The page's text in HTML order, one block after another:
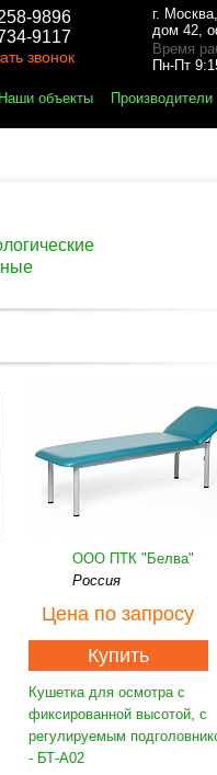
9896
9117
звонок
г. Москва,
дом 42,
Время
Пн-Пт
Наши объекты Производители
ООО ПТК "Белва"
Россия
Цена по запросу
Купить
Кушетка для осмотра с
фиксированной высотой, с
регулируемым
- БТ-А02